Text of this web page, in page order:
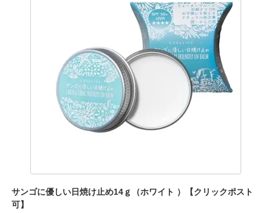
サンゴに優しい日焼け止め14ｇ（ホワイト ）【クリックポスト
可】